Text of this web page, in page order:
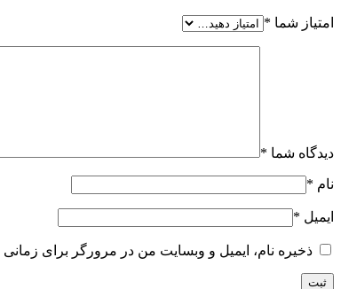
امتیاز شما *
دیدگاه شما *
نام *
ایمیل *
ذخیره نام، ایمیل و وبسایت من در مرورگر برای